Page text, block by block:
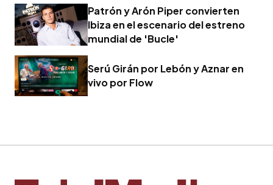
Patrón y Arón Piper convierten
Ibiza en el escenario del estreno
mundial de 'Bucle'
Serú Girán por Lebón y Aznar en
vivo por Flow